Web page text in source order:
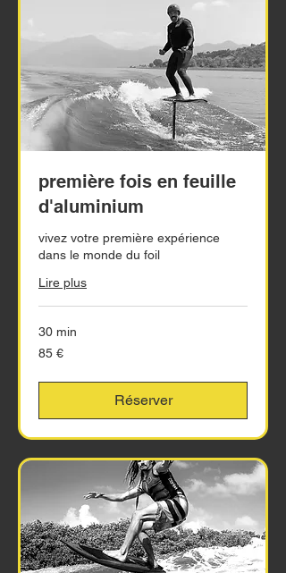
première fois en feuille
d'aluminium
vivez votre première expérience
dans le monde du foil
Lire plus
30 min
85
euros
85 €
Réserver